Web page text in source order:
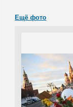
Ещё фото